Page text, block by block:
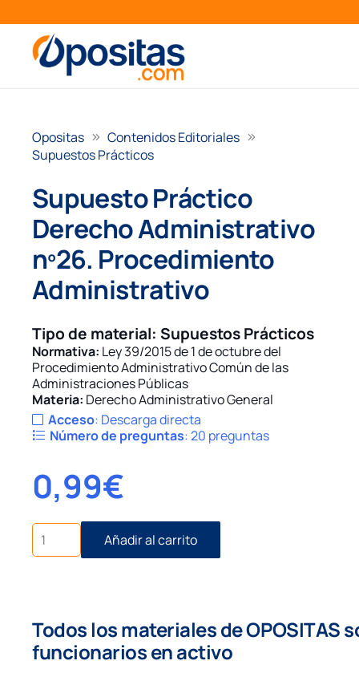
Opositas
Contenidos Editoriales
Supuestos Prácticos
Supuesto Práctico
Derecho Administrativo
nº26. Procedimiento
Administrativo
Tipo de material: Supuestos Prácticos
Normativa: Ley 39/2015 de 1 de octubre del
Procedimiento Administrativo Común de las
Administraciones Públicas
Materia: Derecho Administrativo General
Acceso: Descarga directa
Número de preguntas:20 preguntas
0,99€
Supuesto
Práctico
Derecho
Administrativo
cantidad
Añadir al carrito
Todos los materiales de OPOSITAS
funcionarios en activo